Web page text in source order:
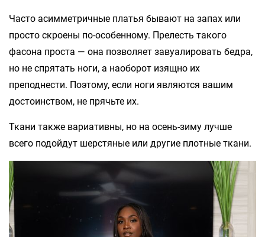
Часто асимметричные платья бывают на запах или
просто скроены по-особенному. Прелесть такого
фасона проста — она позволяет завуалировать бедра,
но не спрятать ноги, а наоборот изящно их
преподнести. Поэтому, если ноги являются вашим
достоинством, не прячьте их.
Ткани также вариативны, но на осень-зиму лучше
всего подойдут шерстяные или другие плотные ткани.